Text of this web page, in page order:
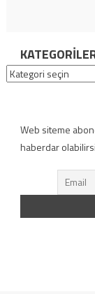
Kategoriler
Web siteme
haberdar